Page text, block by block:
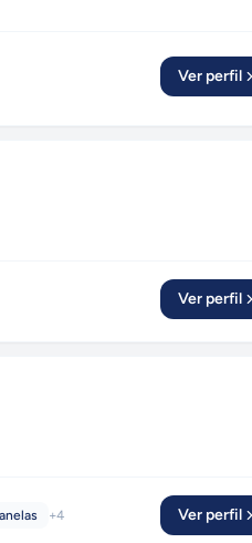
Ver perfil
Ver perfil
+4 Ver perfil